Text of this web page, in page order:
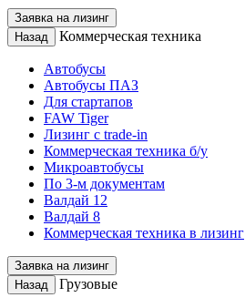
Заявка на лизинг
Назад
Коммерческая техника
Автобусы
Автобусы ПАЗ
Для стартапов
FAW Tiger
Лизинг с trade-in
Коммерческая техника б/у
Микроавтобусы
По 3-м документам
Валдай 12
Валдай 8
Коммерческая техника в лизинг
Заявка на лизинг
Назад
Грузовые